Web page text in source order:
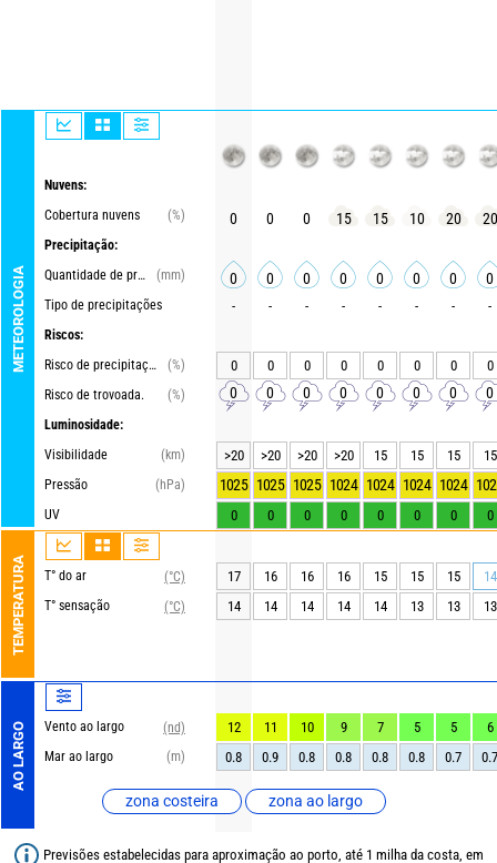
METEOROLOGIA
Nuvens:
Cobertura nuvens
(%)
Precipitação:
Quantidade de precipitações
(mm)
Tipo de precipitações
Riscos:
Risco de precipitações
(%)
Risco de trovoada.
(%)
Luminosidade:
Visibilidade
(km)
Pressão
(hPa)
UV
TEMPERATURA T° do ar
(°C)
T° sensação
(°C)
AO LARGO Vento ao largo
(nd)
Mar ao largo
(m)
zona costeira zona ao largo
0 0 0 15 15 10 20 20
0 0 0 0 0 0 0 0
- - - - - - - -
0 0 0 0 0 0 0 0
0 0 0 0 0 0 0 0
>20 >20 >20 >20 15 15 15 15
1025 1025 1025 1024 1024 1024 1024
0 0 0 0 0 0 0 0
17 16 16 16 15 15 15
14
14
14 14 14 14 13 13 13
12 11 10 9 7 5 5
6
0.8
0.9 0.8 0.8 0.8 0.8 0.7 0.7
Previsões estabelecidas para aproximação ao porto, até 1 milha da costa, em